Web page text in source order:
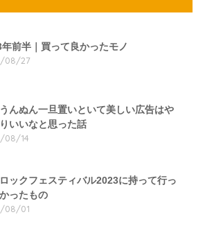
前半｜買って良かったモノ
08/27
んぬん一旦置いといて美しい広告はや
いいなと思った話
08/14
ックフェスティバル2023に持って行っ
ったもの
08/01